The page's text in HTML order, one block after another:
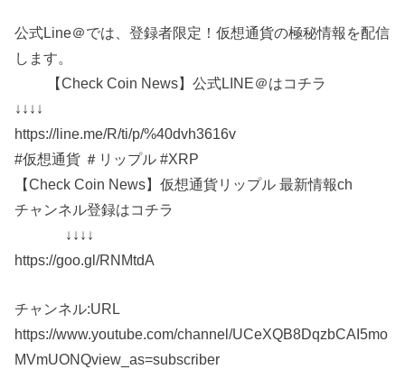
公式Line＠では、登録者限定！仮想通貨の極秘情報を配信
します。
【Check Coin News】公式LINE＠はコチラ
↓↓↓↓
https://line.me/R/ti/p/%40dvh3616v
#仮想通貨 ＃リップル #XRP
【Check Coin News】仮想通貨リップル 最新情報ch
チャンネル登録はコチラ
↓↓↓↓
https://goo.gl/RNMtdA
チャンネル:URL
https://www.youtube.com/channel/UCeXQB8DqzbCAI5mo
MVmUONQview_as=subscriber